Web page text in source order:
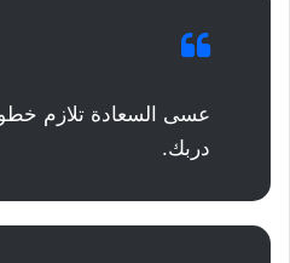
عسى السعادة تلازم
دربك.